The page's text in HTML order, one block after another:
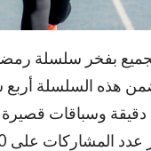
هذه السلسلة
200 متسابقة في كل فعالية.